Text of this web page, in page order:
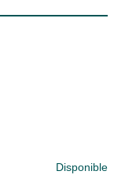
Disponible